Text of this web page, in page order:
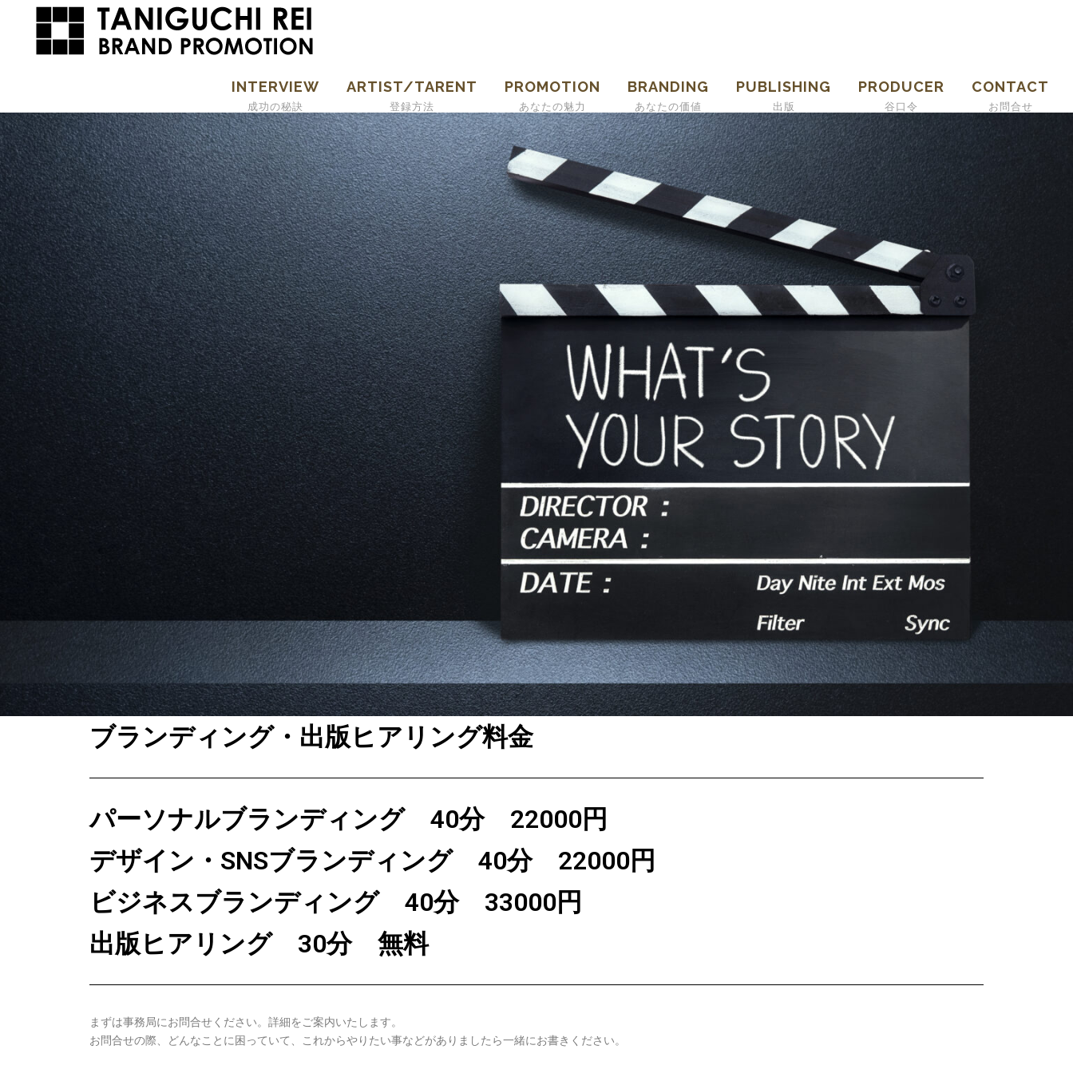
INTERVIEW
成功の秘訣
ARTIST/TARENT
登録方法
PROMOTION
あなたの魅力
BRANDING
あなたの価値
PUBLISHING
出版
PRODUCER
谷口令
CONTACT
お問合せ
ブランディング・出版ヒアリング料金
パーソナルブランディング 40分 22000円
デザイン・SNSブランディング 40分 22000円
ビジネスブランディング 40分 33000円
出版ヒアリング 30分 無料
まずは事務局にお問合せください。詳細をご案内いたします。
お問合せの際、どんなことに困っていて、これからやりたい事などがありましたら一緒にお書きください。